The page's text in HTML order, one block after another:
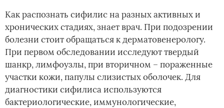
Как распознать сифилис на разных активных и
хронических стадиях, знает врач. При подозрении
болезни стоит обращаться к дерматовенерологу.
При первом обследовании исследуют твердый
шанкр, лимфоузлы, при вторичном – пораженные
участки кожи, папулы слизистых оболочек. Для
диагностики сифилиса используются
бактериологические, иммунологические,